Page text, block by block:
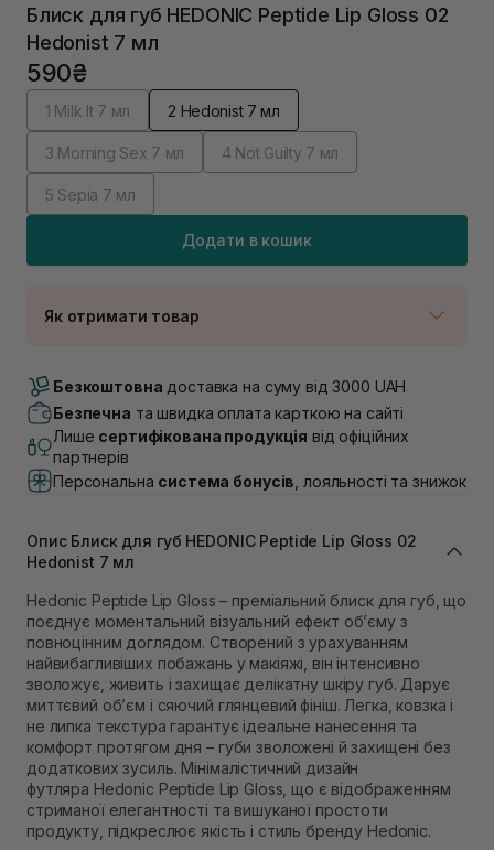
Блиск для губ HEDONIC Peptide Lip Gloss 02
Hedonist 7 мл
590₴
1 Milk It 7 мл 2 Hedonist 7 мл
3 Morning Sex 7 мл 4 Not Guilty 7 мл
5 Sepia 7 мл
Додати в кошик
Як отримати товар
В наявності
Самовивіз м. Луцьк, вул. Винниченка 4
В наявності
Самовивіз м. Львів, вул. Академіка Підстригача, 1В
(Duck’s Lake)
В наявності
В наявності
Самовивіз м. Львів, вул. Степана Бандери 45
Самовивіз м. Рівне, вул. 16-го Липня, 15
Немає в наявності!
Самовивіз м. Рівне, вул. Кулика і Гудачека 23 (ТЦ
Екватор)
В наявності
Безкоштовна доставка на суму від 3000 UAH
Безпечна та швидка оплата карткою на сайті
Лише сертифікована продукція від офіційних
партнерів
Персональна система бонусів , лояльності та знижок
Опис Блиск для губ HEDONIC Peptide Lip Gloss 02
Hedonist 7 мл
Hedonic Peptide Lip Gloss – преміальний блиск для губ, що
поєднує моментальний візуальний ефект об’єму з
повноцінним доглядом. Створений з урахуванням
найвибагливіших побажань у макіяжі, він інтенсивно
зволожує, живить і захищає делікатну шкіру губ. Дарує
миттєвий об’єм і сяючий глянцевий фініш. Легка, ковзка і
не липка текстура гарантує ідеальне нанесення та
комфорт протягом дня – губи зволожені й захищені без
додаткових зусиль. Мінімалістичний дизайн
футляра Hedonic Peptide Lip Gloss, що є відображенням
стриманої елегантності та вишуканої простоти
продукту, підкреслює якість і стиль бренду Hedonic.